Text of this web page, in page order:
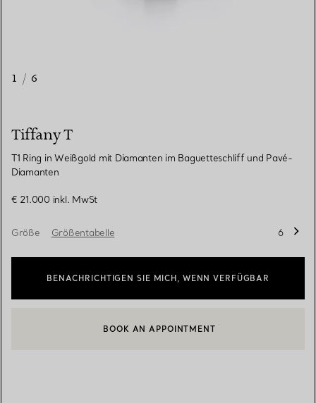
1 / 6
Tiffany T
T1 Ring in Weißgold mit Diamanten im Baguetteschliff und Pavé-
Diamanten
€ 21.000 inkl. MwSt
Größe Größentabelle 6
BENACHRICHTIGEN SIE MICH, WENN VERFÜGBAR
EINEN KUNDENBERATER KONTAKTIEREN ODER EINEN
BOOK AN APPOINTMENT